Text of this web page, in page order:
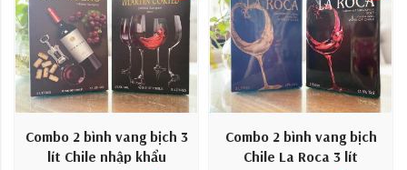
Combo 2 bình vang bịch 3
lít Chile nhập khẩu
Combo 2 bình vang bịch
Chile La Roca 3 lít